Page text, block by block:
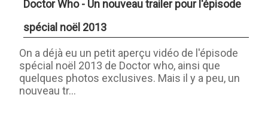
Doctor Who - Un nouveau trailer pour l'épisode
spécial noël 2013
On a déjà eu un petit aperçu vidéo de l'épisode
spécial noël 2013 de Doctor who, ainsi que
quelques photos exclusives. Mais il y a peu, un
nouveau tr...